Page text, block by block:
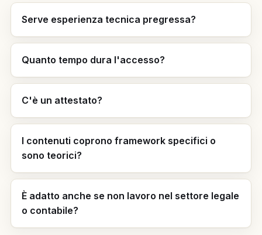
Serve esperienza tecnica pregressa?
Quanto tempo dura l'accesso?
C'è un attestato?
I contenuti coprono framework specifici o
sono teorici?
È adatto anche se non lavoro nel settore legale
o contabile?